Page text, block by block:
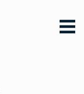
Menu